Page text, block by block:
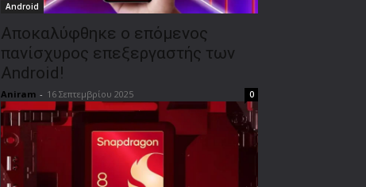
Android
Αποκαλύφθηκε ο επόμενος
πανίσχυρος επεξεργαστής των
Android!
Aniram - 16 Σεπτεμβρίου 2025 0